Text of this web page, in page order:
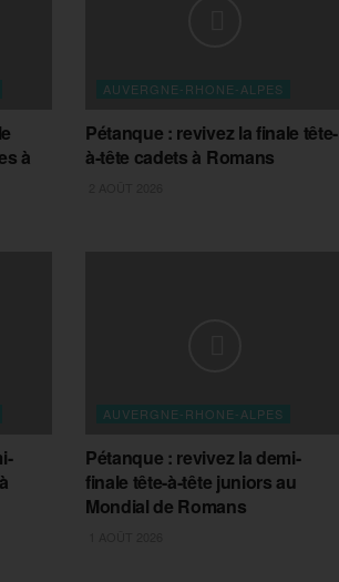
à
AUVERGNE-RHONE-ALPES
Pétanque : revivez la finale tête-
à-tête cadets à Romans
AUVERGNE-RHONE-ALPES
Pétanque : revivez la demi-
finale tête-à-tête juniors au
Mondial de Romans